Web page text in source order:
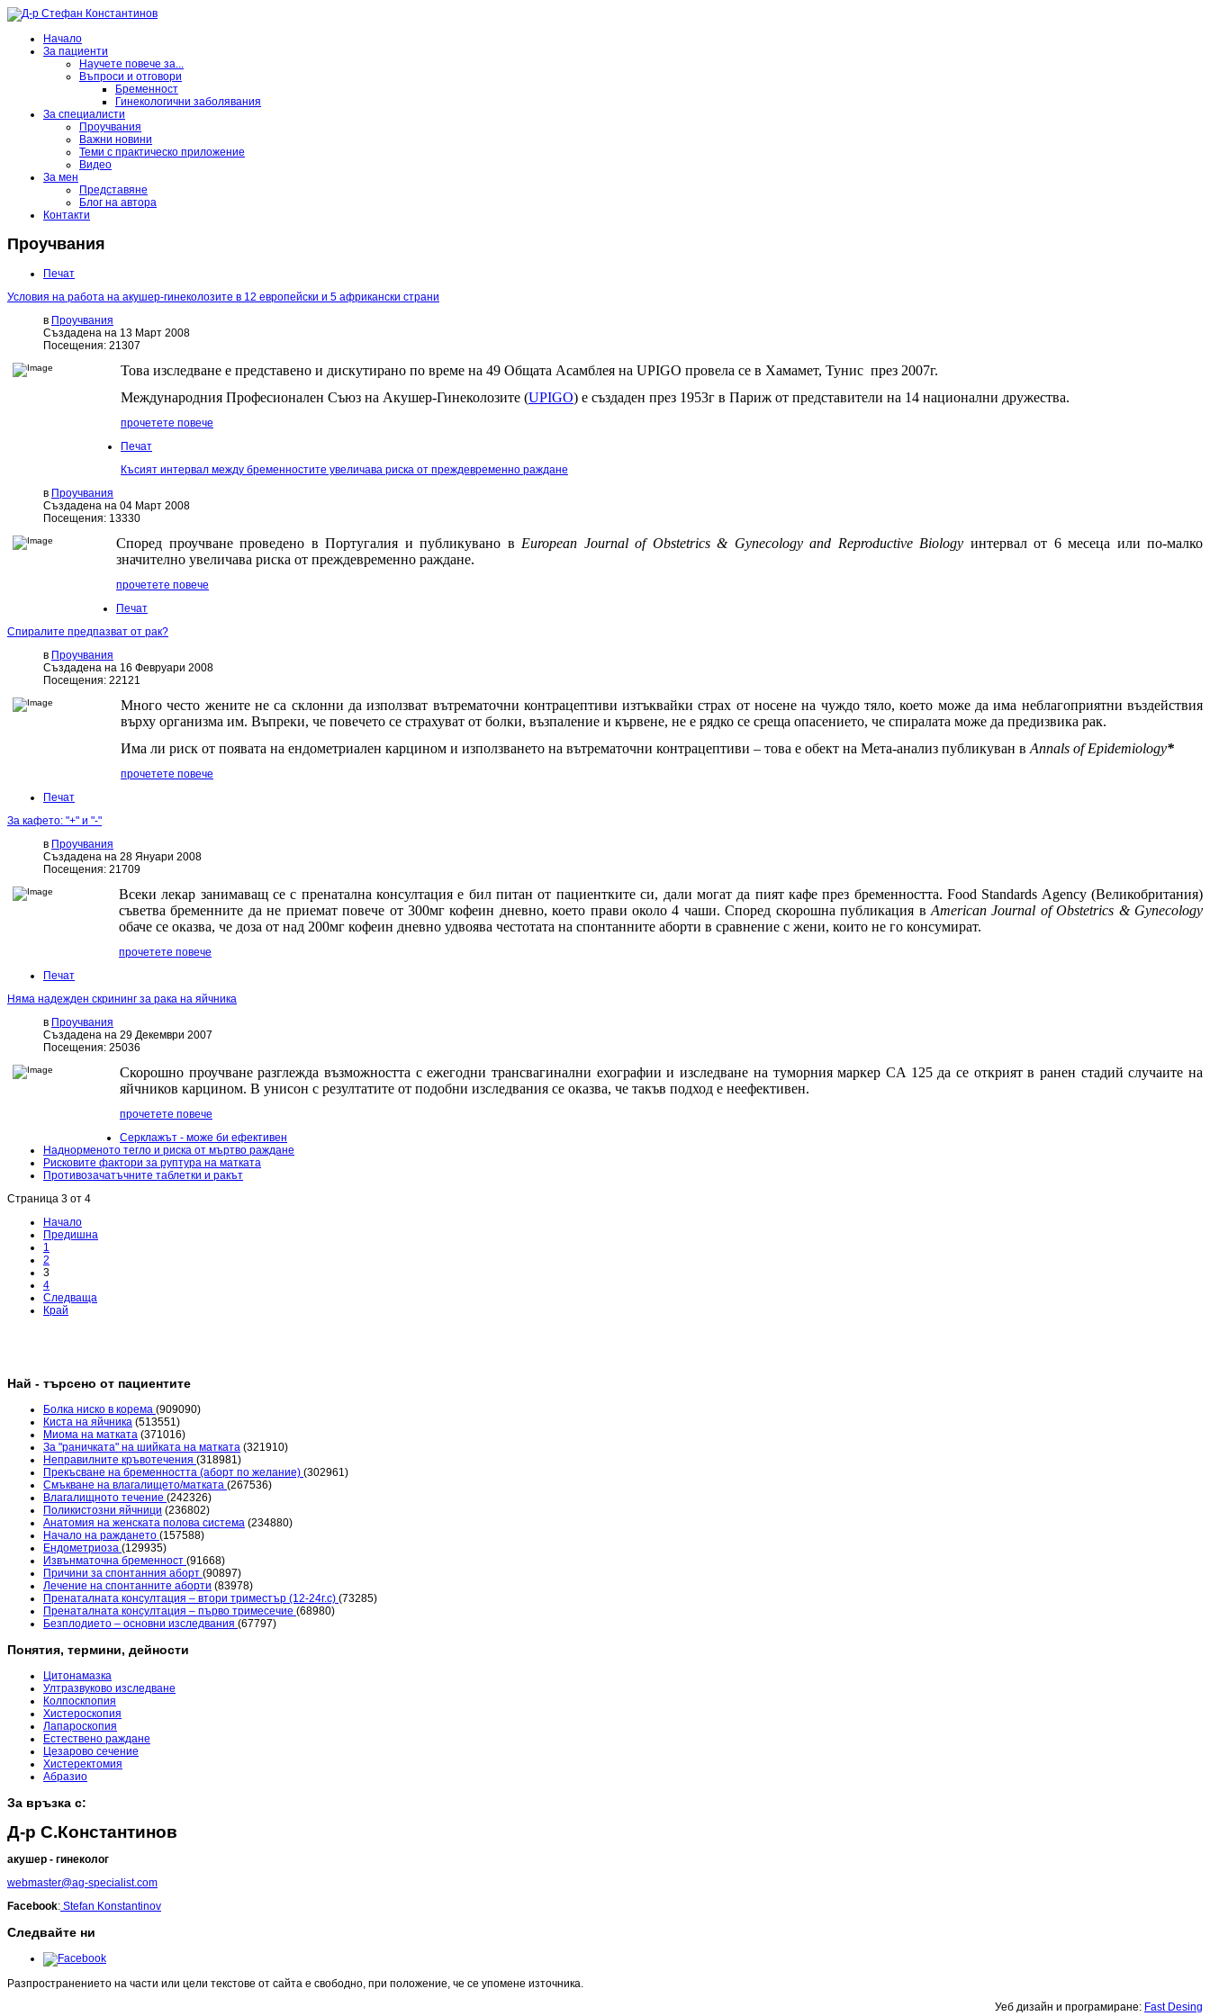
Начало
За пациенти
Научете повече за...
Въпроси и отговори
Бременност
Гинекологични заболявания
За специалисти
Проучвания
Важни новини
Теми с практическо приложение
Видео
За мен
Представяне
Блог на автора
Контакти
Проучвания
Печат
Условия на работа на акушер-гинеколозите в 12 европейски и 5 африкански страни
в Проучвания
Създадена на 13 Март 2008
Посещения: 21307
Това изследване е представено и дискутирано по време на 49 Общата Асамблея на UPIGO провела се в Хамамет, Тунис през 2007г.
Международния Професионален Съюз на Акушер-Гинеколозите (UPIGO) е създаден през 1953г в Париж от представители на 14 национални дружества.
прочетете повече
Печат
Късият интервал между бременностите увеличава риска от преждевременно раждане
в Проучвания
Създадена на 04 Март 2008
Посещения: 13330
Според проучване проведено в Португалия и публикувано в European Journal of Obstetrics & Gynecology and Reproductive Biology интервал от 6 месеца или по-малко
значително увеличава риска от преждевременно раждане.
прочетете повече
Печат
Спиралите предпазват от рак?
в Проучвания
Създадена на 16 Февруари 2008
Посещения: 22121
Много често жените не са склонни да използват вътрематочни контрацептиви изтъквайки страх от носене на чуждо тяло, което може да има неблагоприятни въздействия
върху организма им. Въпреки, че повечето се страхуват от болки, възпаление и кървене, не е рядко се среща опасението, че спиралата може да предизвика рак.
Има ли риск от появата на ендометриален карцином и използването на вътрематочни контрацептиви – това е обект на Мета-анализ публикуван в Annals of Epidemiology*
прочетете повече
Печат
За кафето: "+" и "-"
в Проучвания
Създадена на 28 Януари 2008
Посещения: 21709
Всеки лекар занимаващ се с пренатална консултация е бил питан от пациентките си, дали могат да пият кафе през бременността. Food Standards Agency (Великобритания)
съветва бременните да не приемат повече от 300мг кофеин дневно, което прави около 4 чаши. Според скорошна публикация в American Journal of Obstetrics & Gynecology
обаче се оказва, че доза от над 200мг кофеин дневно удвоява честотата на спонтанните аборти в сравнение с жени, които не го консумират.
прочетете повече
Печат
Няма надежден скрининг за рака на яйчника
в Проучвания
Създадена на 29 Декември 2007
Посещения: 25036
Скорошно проучване разглежда възможността с ежегодни трансвагинални ехографии и изследване на туморния маркер CA 125 да се открият в ранен стадий случаите на
яйчников карцином. В унисон с резултатите от подобни изследвания се оказва, че такъв подход е неефективен.
прочетете повече
Серклажът - може би ефективен
Наднорменото тегло и риска от мъртво раждане
Рисковите фактори за руптура на матката
Противозачатъчните таблетки и ракът
Страница 3 от 4
Начало
Предишна
1
2
3
4
Следваща
Край
Най - търсено от пациентите
Болка ниско в корема (909090)
Киста на яйчника (513551)
Миома на матката (371016)
За "раничката" на шийката на матката (321910)
Неправилните кръвотечения (318981)
Прекъсване на бременността (аборт по желание) (302961)
Смъкване на влагалището/матката (267536)
Влагалищното течение (242326)
Поликистозни яйчници (236802)
Анатомия на женската полова система (234880)
Начало на раждането (157588)
Ендометриоза (129935)
Извънматочна бременност (91668)
Причини за спонтанния аборт (90897)
Лечение на спонтанните аборти (83978)
Пренаталната консултация – втори триместър (12-24г.с) (73285)
Пренаталната консултация – първо тримесечие (68980)
Безплодието – основни изследвания (67797)
Понятия, термини, дейности
Цитонамазка
Ултразвуково изследване
Колпоскпопия
Хистероскопия
Лапароскопия
Естествено раждане
Цезарово сечение
Хистеректомия
Абразио
За връзка с:
Д-р С.Константинов
акушер - гинеколог
webmaster@ag-specialist.com
Facebook: Stefan Konstantinov
Следвайте ни
Разпространението на части или цели текстове от сайта е свободно, при положение, че се упомене източника.
Уеб дизайн и програмиране: Fast Desing